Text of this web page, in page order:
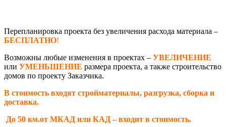
Перепланировка проекта без увеличения расхода материала –
БЕСПЛАТНО!
Возможны любые изменения в проектах – УВЕЛИЧЕНИЕ
или УМЕНЬШЕНИЕ размера проекта, а также строительство
домов по проекту Заказчика.
В стоимость входят стройматериалы, разгрузка, сборка и
доставка.
До 50 км.от МКАД или КАД – входит в стоимость.